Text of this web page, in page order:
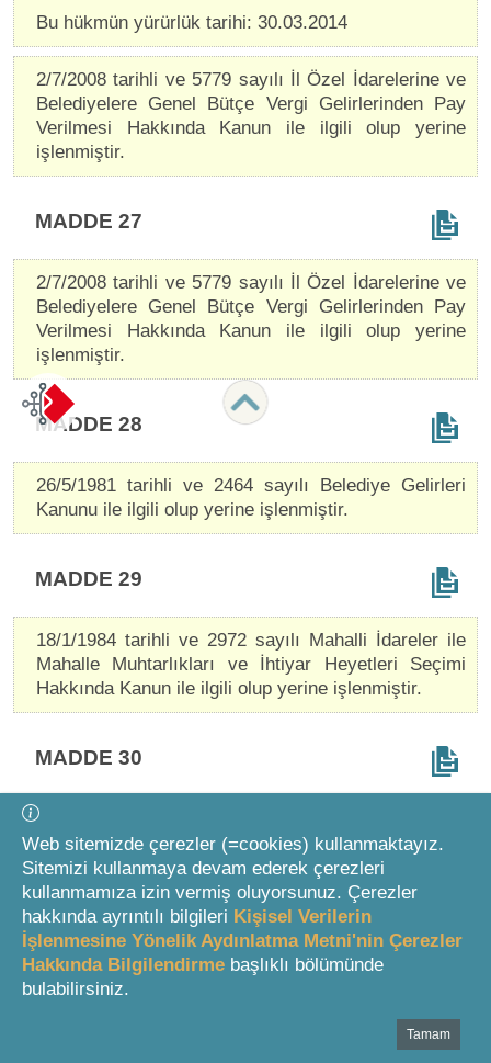
Bu hükmün yürürlük tarihi: 30.03.2014
2/7/2008 tarihli ve 5779 sayılı İl Özel İdarelerine ve
Belediyelere Genel Bütçe Vergi Gelirlerinden Pay
Verilmesi Hakkında Kanun ile ilgili olup yerine
işlenmiştir.
MADDE 27
2/7/2008 tarihli ve 5779 sayılı İl Özel İdarelerine ve
Belediyelere Genel Bütçe Vergi Gelirlerinden Pay
Verilmesi Hakkında Kanun ile ilgili olup yerine
işlenmiştir.
MADDE 28
26/5/1981 tarihli ve 2464 sayılı Belediye Gelirleri
Kanunu ile ilgili olup yerine işlenmiştir.
MADDE 29
18/1/1984 tarihli ve 2972 sayılı Mahalli İdareler ile
Mahalle Muhtarlıkları ve İhtiyar Heyetleri Seçimi
Hakkında Kanun ile ilgili olup yerine işlenmiştir.
MADDE 30
18/1/1984 tarihli ve 2972 sayılı Mahalli İdareler ile
Mahalle Muhtarlıkları ve İhtiyar Heyetleri Seçimi
Hakkında Kanun ile ilgili olup yerine işlenmiştir.
MADDE 31
15/7/1950 tarihli ve 5682 sayılı Pasaport Kanunu ile
Web sitemizde çerezler (=cookies) kullanmaktayız.
Sitemizi kullanmaya devam ederek çerezleri
kullanmamıza izin vermiş oluyorsunuz. Çerezler
hakkında ayrıntılı bilgileri Kişisel Verilerin
İşlenmesine Yönelik Aydınlatma Metni'nin Çerezler
Hakkında Bilgilendirme başlıklı bölümünde
bulabilirsiniz.
Tamam